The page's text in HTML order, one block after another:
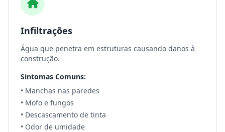
Infiltrações
Água que penetra em estruturas causando danos à
construção.
Sintomas Comuns:
• Manchas nas paredes
• Mofo e fungos
• Descascamento de tinta
• Odor de umidade